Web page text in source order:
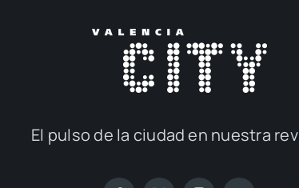
El pul­so de la ciu­dad en nues­tra